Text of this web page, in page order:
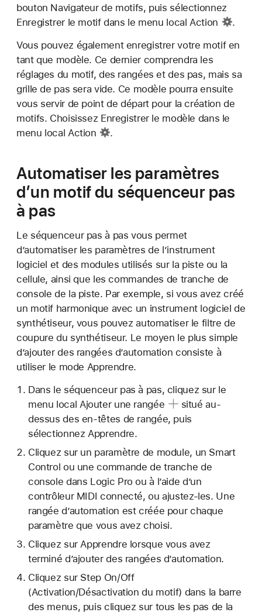
bouton Navigateur de motifs, puis sélectionnez
Enregistrer le motif dans le menu local Action
.
Vous pouvez également enregistrer votre motif en
tant que modèle. Ce dernier comprendra les
réglages du motif, des rangées et des pas, mais sa
grille de pas sera vide. Ce modèle pourra ensuite
vous servir de point de départ pour la création de
motifs. Choisissez Enregistrer le modèle dans le
menu local Action
.
Automatiser les paramètres
d’un motif du séquenceur pas
à pas
Le séquenceur pas à pas vous permet
d’automatiser les paramètres de l’instrument
logiciel et des modules utilisés sur la piste ou la
cellule, ainsi que les commandes de tranche de
console de la piste. Par exemple, si vous avez créé
un motif harmonique avec un instrument logiciel de
synthétiseur, vous pouvez automatiser le filtre de
coupure du synthétiseur. Le moyen le plus simple
d’ajouter des rangées d’automation consiste à
utiliser le mode Apprendre.
Dans le séquenceur pas à pas, cliquez sur le
menu local Ajouter une rangée
situé au-
dessus des en-têtes de rangée, puis
sélectionnez Apprendre.
Cliquez sur un paramètre de module, un Smart
Control ou une commande de tranche de
console dans Logic Pro ou à l’aide d’un
contrôleur MIDI connecté, ou ajustez-les. Une
rangée d’automation est créée pour chaque
paramètre que vous avez choisi.
Cliquez sur Apprendre lorsque vous avez
terminé d’ajouter des rangées d’automation.
Cliquez sur Step On/Off
(Activation/Désactivation du motif) dans la barre
des menus, puis cliquez sur tous les pas de la